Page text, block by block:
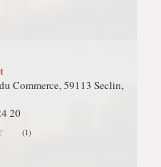
Commerce, 59113 Seclin,
20
(1)